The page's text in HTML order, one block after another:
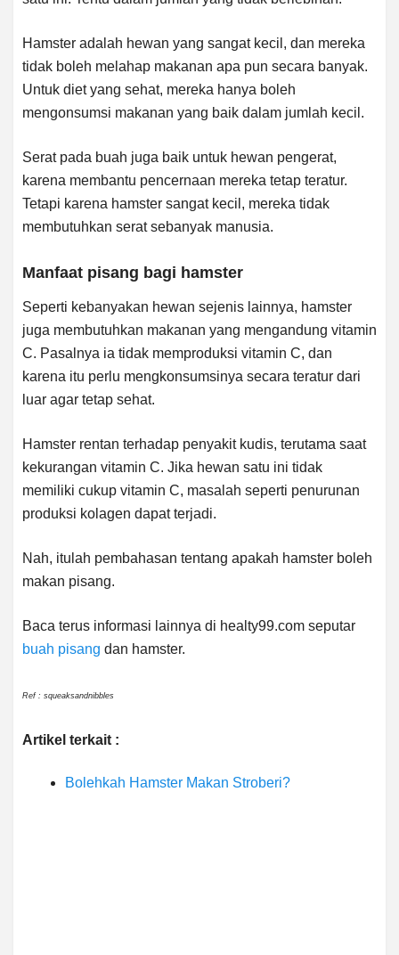
Hamster adalah hewan yang sangat kecil, dan mereka
tidak boleh melahap makanan apa pun secara banyak.
Untuk diet yang sehat, mereka hanya boleh
mengonsumsi makanan yang baik dalam jumlah kecil.
Serat pada buah juga baik untuk hewan pengerat,
karena membantu pencernaan mereka tetap teratur.
Tetapi karena hamster sangat kecil, mereka tidak
membutuhkan serat sebanyak manusia.
Manfaat pisang bagi hamster
Seperti kebanyakan hewan sejenis lainnya, hamster
juga membutuhkan makanan yang mengandung vitamin
C. Pasalnya ia tidak memproduksi vitamin C, dan
karena itu perlu mengkonsumsinya secara teratur dari
luar agar tetap sehat.
Hamster rentan terhadap penyakit kudis, terutama saat
kekurangan vitamin C. Jika hewan satu ini tidak
memiliki cukup vitamin C, masalah seperti penurunan
produksi kolagen dapat terjadi.
Nah, itulah pembahasan tentang apakah hamster boleh
makan pisang.
Baca terus informasi lainnya di healty99.com seputar
buah pisang dan hamster.
Ref : squeaksandnibbles
Artikel terkait :
Bolehkah Hamster Makan Stroberi?